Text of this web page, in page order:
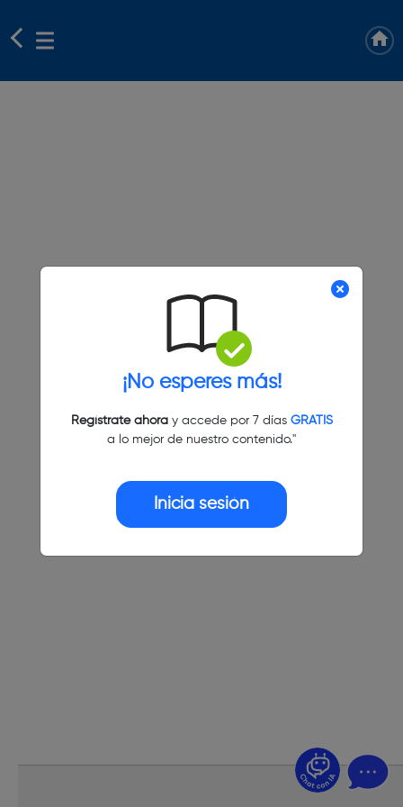
¡No esperes más!
Regístrate ahoray accede por 7 días GRATIS
a lo mejor de nuestro contenido."
Inicia sesión